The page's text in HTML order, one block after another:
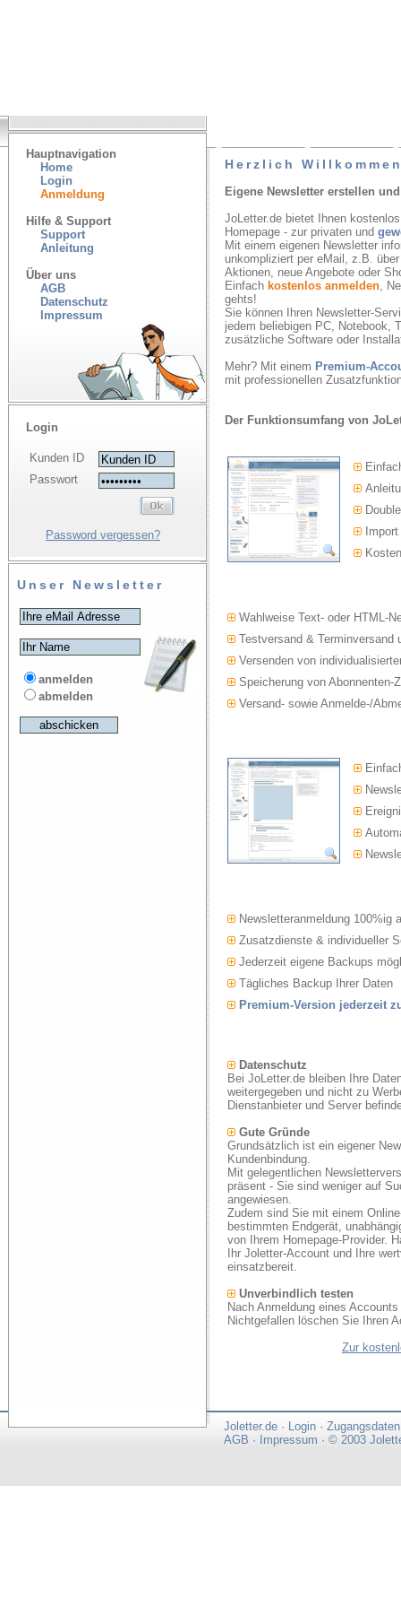
Hauptnavigation
Home
Login
Anmeldung
Hilfe & Support
Support
Anleitung
Über uns
AGB
Datenschutz
Impressum
Login
Kunden ID
Passwort
Password vergessen?
Unser Newsletter
anmelden
abmelden
Herzlich
Eigene Newsletter erstellen
JoLetter.de bietet Ihnen
Homepage - zur privaten und
Mit einem eigenen Newsletter
unkompliziert per eMail, z.B.
Aktionen, neue Angebote oder
Einfach kostenlos anmelden,
gehts!
Sie können Ihren Newsletter-
jedem beliebigen PC, Notebook,
zusätzliche Software oder
Mehr? Mit einem Premium-
mit professionellen
Der Funktionsumfang von
Wahlweise Text- oder HTML-
Testversand & Terminversand
Versenden von
Speicherung von Abonnenten-
Versand- sowie Anmelde-/
Newsletteranmeldung 100%ig
Zusatzdienste & individueller
Jederzeit eigene Backups
Tägliches Backup Ihrer Daten
Premium-Version jederzeit
Datenschutz
Bei JoLetter.de bleiben Ihre
weitergegeben und nicht zu
Dienstanbieter und Server
Gute Gründe
Grundsätzlich ist ein eigener
Kundenbindung.
Mit gelegentlichen
präsent - Sie sind weniger auf
angewiesen.
Zudem sind Sie mit einem
bestimmten Endgerät,
von Ihrem Homepage-Provider.
Ihr Joletter-Account und Ihre
einsatzbereit.
Unverbindlich testen
Nach Anmeldung eines
Nichtgefallen löschen Sie Ihren
Zur
Joletter.de · Login · Zugangsdaten
AGB · Impressum · © 2003